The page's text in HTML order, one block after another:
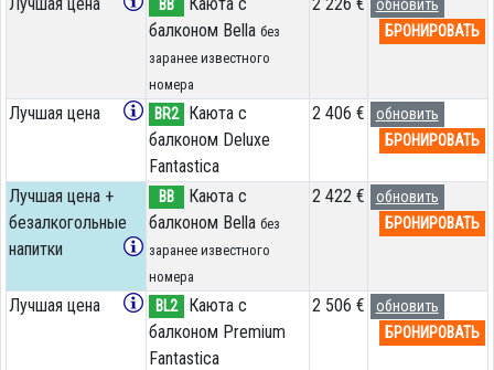
BB
балконом Bella без
заранее известного
номера
обновить
БРОНИРОВАТЬ
Лучшая цена BR2
Каюта с
балконом Deluxe
Fantastica
2 406 €
обновить
БРОНИРОВАТЬ
Лучшая цена +
безалкогольные
напитки
BB
Каюта с
балконом Bella без
заранее известного
номера
2 422 €
обновить
БРОНИРОВАТЬ
Лучшая цена BL2
Каюта с
балконом Premium
Fantastica
2 506 €
обновить
БРОНИРОВАТЬ